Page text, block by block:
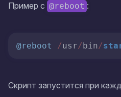
Пример с @reboot :
@reboot /usr/ bin/
Скрипт запустится при